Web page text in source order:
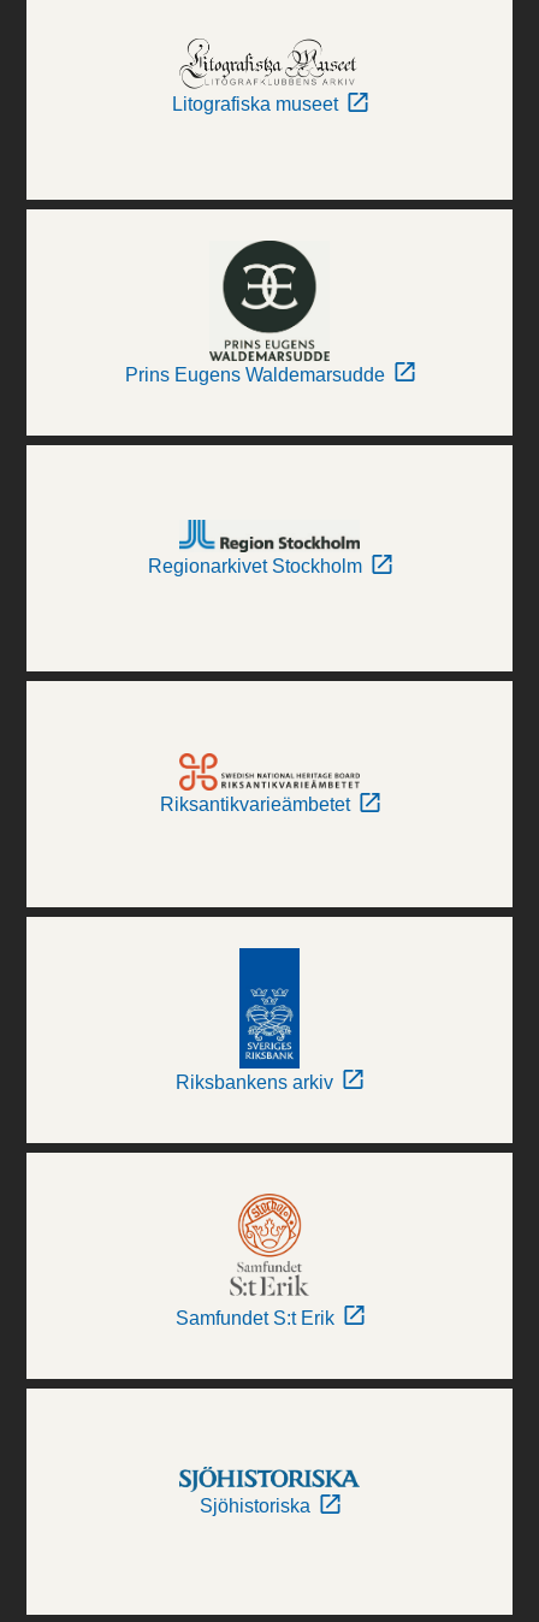
Litografiska museet
Prins Eugens Waldemarsudde
Regionarkivet Stockholm
Riksantikvarieämbetet
Riksbankens arkiv
Samfundet S:t Erik
Sjöhistoriska